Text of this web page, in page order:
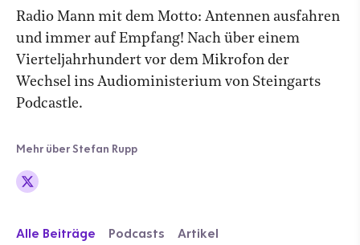
Radio Mann mit dem Motto: Antennen ausfahren
und immer auf Empfang! Nach über einem
Vierteljahrhundert vor dem Mikrofon der
Wechsel ins Audioministerium von Steingarts
Podcastle.
Mehr über Stefan Rupp
Alle Beiträge Podcasts Artikel